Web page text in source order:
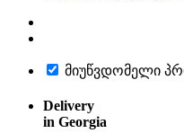
მიუწვდომელი
Delivery
in Georgia